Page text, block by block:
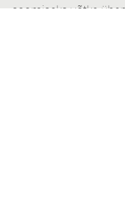
saamiseks võtke